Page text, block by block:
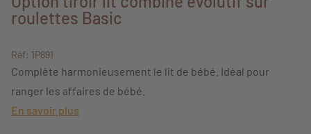
roulettes Basic
Réf: 1P891
Complète harmonieusement le lit de bébé. Idéal pour
ranger les affaires de bébé.
En savoir plus